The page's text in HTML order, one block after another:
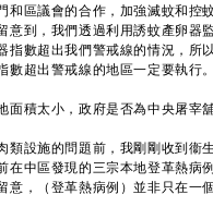
和區議會的合作，加強滅蚊和控
意到，我們透過利用誘蚊產卵器
指數超出我們警戒線的情況，所
數超出警戒線的地區一定要執行
面積太小，政府是否為中央屠宰
類設施的問題前，我剛剛收到衞
在中區發現的三宗本地登革熱病
意，（登革熱病例）並非只在一